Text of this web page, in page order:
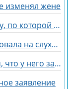
изменял жене
Анна Пересильд озвучила причину, по которой она выбрала курс Дарьи Мороз
Жена Тимура Хайдарова отреагировала на слухи о колдовстве
Артём Рышковский недоволен тем, что у него забрали баллы в конкурсе "Человек года"
заявление